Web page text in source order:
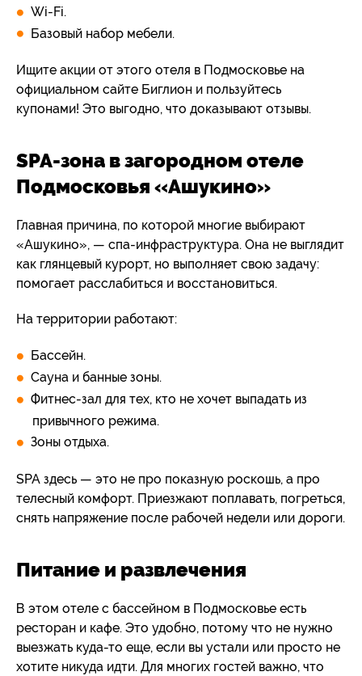
Wi-Fi.
Базовый набор мебели.
Ищите акции от этого отеля в Подмосковье на
официальном сайте Биглион и пользуйтесь
купонами! Это выгодно, что доказывают отзывы.
SPA-зона в загородном отеле
Подмосковья «Ашукино»
Главная причина, по которой многие выбирают
«Ашукино», — спа-инфраструктура. Она не выглядит
как глянцевый курорт, но выполняет свою задачу:
помогает расслабиться и восстановиться.
На территории работают:
Бассейн.
Сауна и банные зоны.
Фитнес-зал для тех, кто не хочет выпадать из
привычного режима.
Зоны отдыха.
SPA здесь — это не про показную роскошь, а про
телесный комфорт. Приезжают поплавать, погреться,
снять напряжение после рабочей недели или дороги.
Питание и развлечения
В этом отеле с бассейном в Подмосковье есть
ресторан и кафе. Это удобно, потому что не нужно
выезжать куда-то еще, если вы устали или просто не
хотите никуда идти. Для многих гостей важно, что